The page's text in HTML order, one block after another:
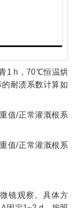
1 h，70℃恒温烘
耐渍系数计算如
值/正常灌溉根系
值/正常灌溉根系
镜观察。具体方